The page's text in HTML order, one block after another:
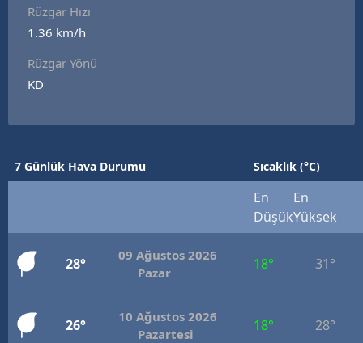
Eskişehir
Gaziantep
Giresun
Gümüşhane
Hakkari
Isparta
Rüzgar Hızı
1.36 km/h
Rüzgar Yönü
KD
7 Günlük Hava Durumu Sıcaklık (°C)
En
Düşük
En
Yüksek
28°
09 Ağustos 2026
Pazar
18° 31°
26°
10 Ağustos 2026
Pazartesi
18° 28°